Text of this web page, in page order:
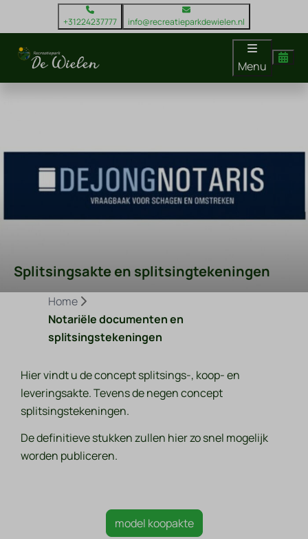
+31224237777 info@recreatieparkdewielen.nl
Menu
Splitsingsakte en splitsingtekeningen
Home
Notariële documenten en
splitsingstekeningen
Hier vindt u de concept splitsings-, koop- en
leveringsakte. Tevens de negen concept
splitsingstekeningen.
De definitieve stukken zullen hier zo snel mogelijk
worden publiceren.
model koopakte